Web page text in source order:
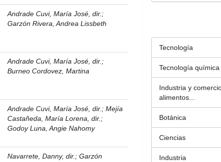
Andrade Cuvi, María José, dir. ;
Garzón Rivera, Andrea Lissbeth
Andrade Cuvi, María José, dir. ;
Burneo Cordovez, Martina
Andrade Cuvi, María José, dir. ;Mejía
Castañeda, María Lorena, dir. ;
Godoy Luna, Angie Nahomy
Navarrete, Danny, dir. ;Garzón
Tecnología
Tecnología química
Industria y
alimentos...
Botánica
Ciencias
Industria